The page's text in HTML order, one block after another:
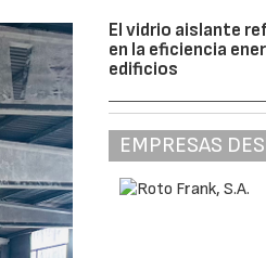
El vidrio aislante
en la eficiencia
edificios
EMPRESAS